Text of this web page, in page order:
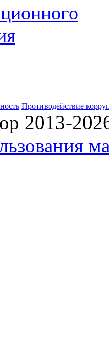
Противодействие
2013-